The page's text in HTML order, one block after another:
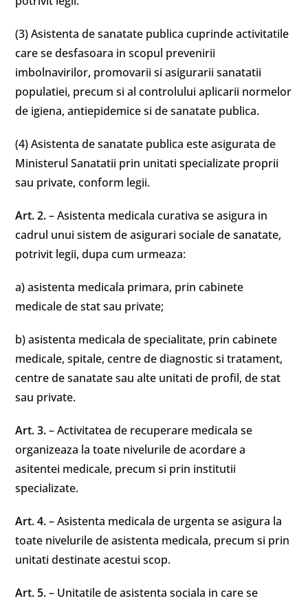
(3) Asistenta de sanatate publica cuprinde activitatile
care se desfasoara in scopul prevenirii
imbolnavirilor, promovarii si asigurarii sanatatii
populatiei, precum si al controlului aplicarii normelor
de igiena, antiepidemice si de sanatate publica.
(4) Asistenta de sanatate publica este asigurata de
Ministerul Sanatatii prin unitati specializate proprii
sau private, conform legii.
Art. 2.– Asistenta medicala curativa se asigura in
cadrul unui sistem de asigurari sociale de sanatate,
potrivit legii, dupa cum urmeaza:
a) asistenta medicala primara, prin cabinete
medicale de stat sau private;
b) asistenta medicala de specialitate, prin cabinete
medicale, spitale, centre de diagnostic si tratament,
centre de sanatate sau alte unitati de profil, de stat
sau private.
Art. 3.– Activitatea de recuperare medicala se
organizeaza la toate nivelurile de acordare a
asitentei medicale, precum si prin institutii
specializate.
Art. 4.– Asistenta medicala de urgenta se asigura la
toate nivelurile de asistenta medicala, precum si prin
unitati destinate acestui scop.
Art. 5.– Unitatile de asistenta sociala in care se